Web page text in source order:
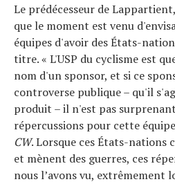
Le prédécesseur de
que le moment est venu
équipes d'avoir des États-
titre. « L'USP du cyclisme est
nom d'un sponsor, et si ce
controverse publique – qu'il
produit – il n'est pas
répercussions pour cette
CW. Lorsque ces États-nations
et mènent des guerres, ces
nous l’avons vu, extrêmement